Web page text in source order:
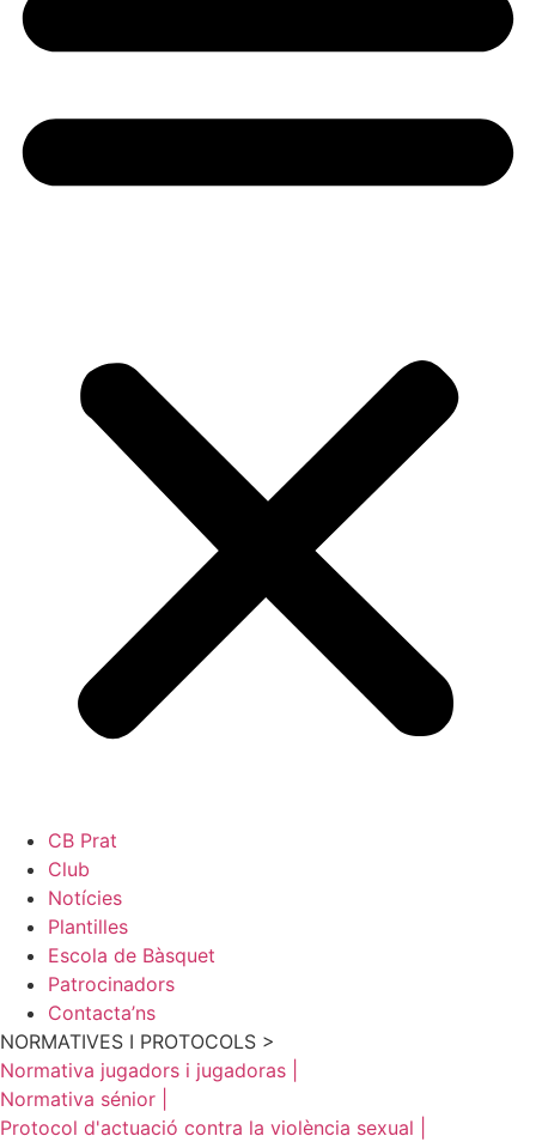
CB Prat
Club
Notícies
Plantilles
Escola de Bàsquet
Patrocinadors
Contacta’ns
NORMATIVES I PROTOCOLS >
Normativa jugadors i jugadoras |
Normativa sénior |
Protocol d'actuació contra la violència sexual |